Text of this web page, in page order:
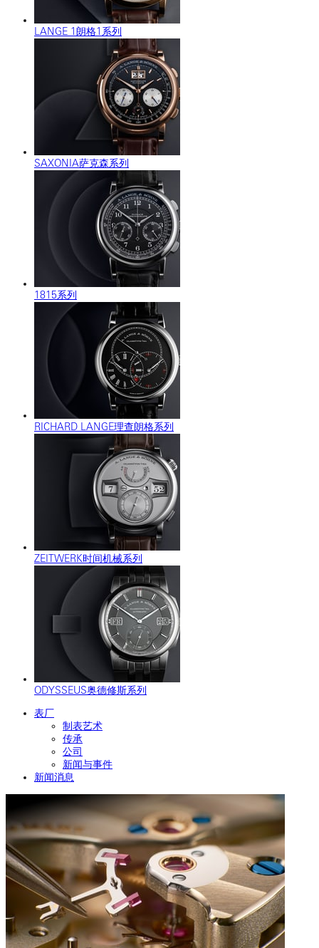
LANGE 1朗格1系列
SAXONIA萨克森系列
1815系列
RICHARD LANGE理查朗格系列
ZEITWERK时间机械系列
ODYSSEUS奥德修斯系列
表厂
制表艺术
传承
公司
新闻与事件
新闻消息